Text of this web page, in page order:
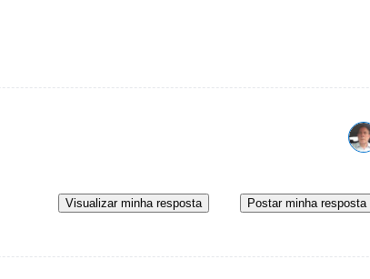
Visualizar minha resposta Postar minha resposta